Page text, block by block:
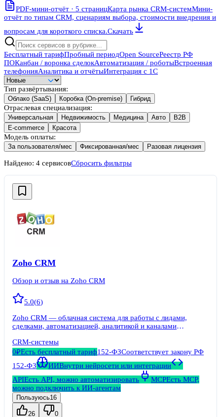
PDF-мини-отчёт · 5 страницКарта рынка CRM-системМини-
отчёт по типам CRM, сценариям выбора, стоимости внедрения и
вопросам для короткого списка.Скачать
Бесплатный тарифПробный периодOpen SourceРеестр РФ
ПОКанбан / воронка сделокАвтоматизация / роботыВстроенная
телефонияАналитика и отчётыИнтеграция с 1С
Тип развёртывания:
Облако (SaaS) Коробка (On-premise) Гибрид
Отраслевая специализация:
Универсальная Недвижимость Медицина Авто
B2B
E-commerce
Красота
Модель оплаты:
За пользователя/мес Фиксированная/мес Разовая лицензия
Найдено: 4 сервисовСбросить фильтры
Zoho CRM
Обзор и отзыв на Zoho CRM
5.0(6)
Zoho CRM — облачная система для работы с лидами,
сделками, автоматизацией, аналитикой и каналами
пользователей, платные редакции, API и мобильные
приложения.
CRM-системы
0₽Есть бесплатный тариф152-ФЗСоответствует закону РФ
152-ФЗ
ИИВнутри нейросети или интеграции
APIЕсть API, можно автоматизировать MCPЕсть MCP,
можно подключить к ИИ-агентам
Пользуюсь16
26 0